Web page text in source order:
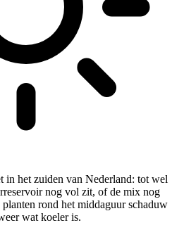
in het zuiden van Nederland: tot wel
nog vol zit, of de mix nog
rond het middaguur schaduw
wat koeler is.